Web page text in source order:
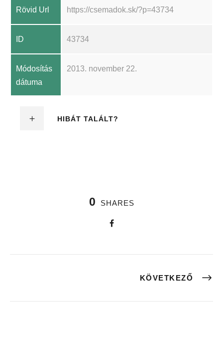
Rövid Url https://csemadok.sk/?p=43734
ID 43734
Módosítás
dátuma
2013. november 22.
HIBÁT TALÁLT?
0 SHARES
KÖVETKEZŐ